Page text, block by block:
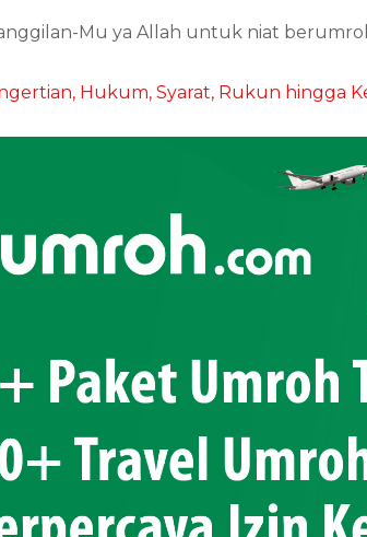
Mu ya Allah untuk niat
Hukum, Syarat, Rukun hingga